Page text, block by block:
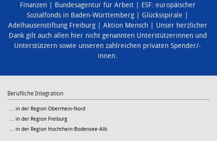
Finanzen
Bundesagentur für Arbeit
ESF: europäischer
Sozialfonds in Baden-Württemberg
Glücksspirale
Adelhausenstiftung Freiburg
Aktion Mensch
Unser herzlicher
Dank gilt auch allen hier nicht genannten Unterstützerinnen und
Unterstützern sowie unseren zahlreichen privaten Spender/-
innen.
Berufliche Integration
… in der Region Oberrhein-Nord
… in der Region Freiburg
… in der Region Hochrhein-Bodensee-Alb